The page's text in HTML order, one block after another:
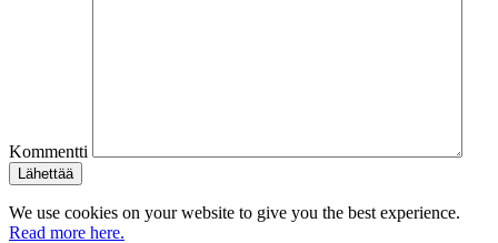
Kommentti
We use cookies on your website to give you the best experience.
Read more here.